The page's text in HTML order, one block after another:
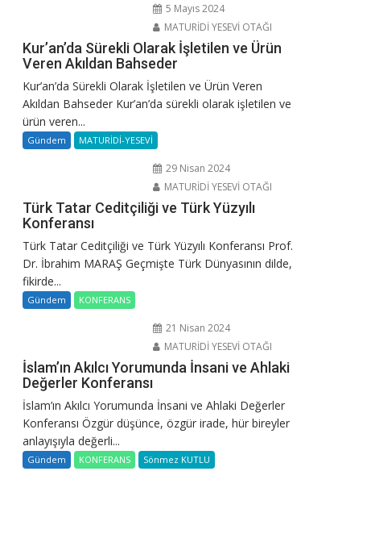
5 Mayıs 2024
MATURİDİ YESEVİ OTAĞI
Kur’an’da Sürekli Olarak İşletilen ve Ürün
Veren Akıldan Bahseder
Kur’an’da Sürekli Olarak İşletilen ve Ürün Veren
Akıldan Bahseder Kur’an’da sürekli olarak işletilen ve
ürün veren...
Gündem MATURİDİ-YESEVİ
29 Nisan 2024
MATURİDİ YESEVİ OTAĞI
Türk Tatar Ceditçiliği ve Türk Yüzyılı
Konferansı
Türk Tatar Ceditçiliği ve Türk Yüzyılı Konferansı Prof.
Dr. İbrahim MARAŞ Geçmişte Türk Dünyasının dilde,
fikirde...
Gündem KONFERANS
21 Nisan 2024
MATURİDİ YESEVİ OTAĞI
İslam’ın Akılcı Yorumunda İnsani ve Ahlaki
Değerler Konferansı
İslam’ın Akılcı Yorumunda İnsani ve Ahlaki Değerler
Konferansı Özgür düşünce, özgür irade, hür bireyler
anlayışıyla değerli...
Gündem KONFERANS Sönmez KUTLU